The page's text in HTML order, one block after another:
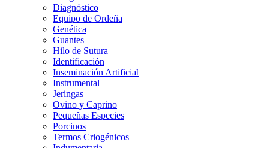
Diagnóstico
Equipo de Ordeña
Genética
Guantes
Hilo de Sutura
Identificación
Inseminación Artificial
Instrumental
Jeringas
Ovino y Caprino
Pequeñas Especies
Porcinos
Termos Criogénicos